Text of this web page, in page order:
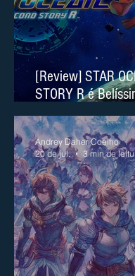
[Review] STAR
STORY R é
Switch 2
Andrey Daher Coelho
20 de jul.
3 min de